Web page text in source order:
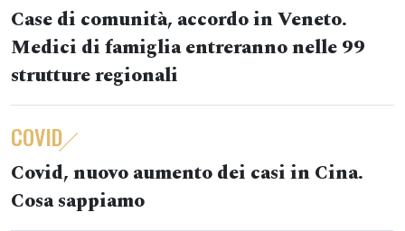
Case di comunità, accordo in Veneto.
Medici di famiglia entreranno nelle 99
strutture regionali
COVID
Covid, nuovo aumento dei casi in Cina.
Cosa sappiamo